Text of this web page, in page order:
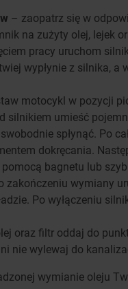
– zaopatrz się w
na zużyty olej, lejek
pracy uruchom
wypłynie z silnika,
motocykl w pozycji
silnikiem umieść
spłynąć. Po
dokręcania.
bagnetu lub
zakończeniu wymiany
Po wyłączeniu
oraz filtr oddaj do
nie wylewaj do
wymianie oleju